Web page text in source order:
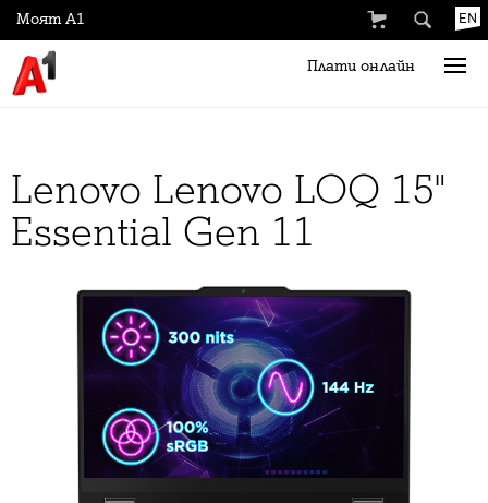
EN
Плати онлайн
Моят А1
Lenovo Lenovo LOQ 15"
Essential Gen 11